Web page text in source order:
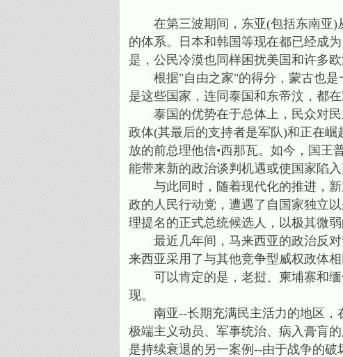
在第三波期间，东亚(包括东南亚)
的体系。日本和韩国等现在都已经成
是，公民冷漠也同样困扰美国和许多欧
根据"自由之家"的得分，蒙古也是
是这些国家，连同泰国和东帝汶，都
泰国的优势在于总体上，民众对民
政体(其最后的支持者是军队)和正在
放的前总理他信•西那瓦。如今，国王
能带来新的政治谈判机遇或使国家陷入
与此同时，随着现代化的推进，新
政的人民行动党，遭遇了自国家独立
理提名的正式总统候选人，以极其微
最近几年间，马来西亚的政治反对
来西亚采用了与其他竞争型威权政体
可以肯定的是，老挝、柬埔寨和缅
现。
南亚--长期充满民主活力的地区，
极端主义动员、军事统治、病入膏肓
是持续衰退的另一案例--由于战争的